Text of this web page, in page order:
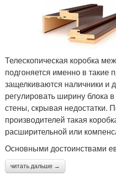
Телескопическая коробка
подгоняется именно в
защелкиваются наличники и
регулировать ширину блока
стены, скрывая недостатки.
производителей такая
расширительной или
Основными достоинствами
читать дальше →